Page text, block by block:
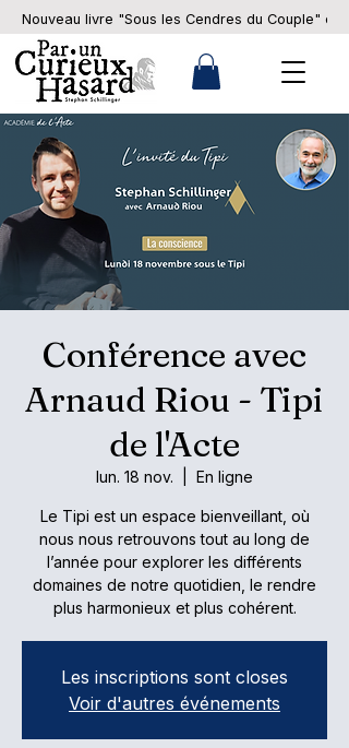
Nouveau livre "Sous les Cendres du Couple" en
Conférence avec
Arnaud Riou - Tipi
de l'Acte
lun. 18 nov. En ligne
Le Tipi est un espace bienveillant, où
nous nous retrouvons tout au long de
l’année pour explorer les différents
domaines de notre quotidien, le rendre
plus harmonieux et plus cohérent.
Les inscriptions sont closes
Voir d'autres événements